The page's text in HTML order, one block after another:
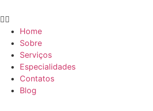
Home
Sobre
Serviços
Especialidades
Contatos
Blog